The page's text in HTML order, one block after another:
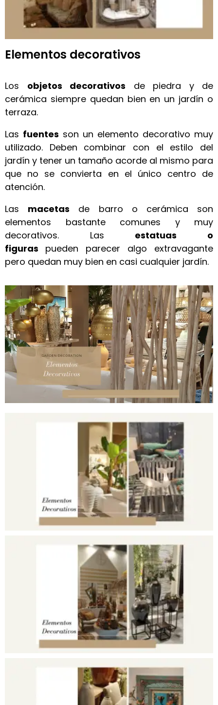
Elementos decorativos
Los objetos decorativos de piedra y de
cerámica siempre quedan bien en un jardín o
terraza.
Las fuentes son un elemento decorativo muy
utilizado. Deben combinar con el estilo del
jardín y tener un tamaño acorde al mismo para
que no se convierta en el único centro de
atención.
Las macetas de barro o cerámica son
elementos bastante comunes y muy
decorativos. Las estatuas o
figuras pueden parecer algo extravagante
pero quedan muy bien en casi cualquier jardín.